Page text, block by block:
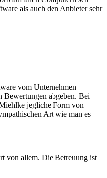
als auch den Anbieter sehr
vom Unternehmen
Bewertungen abgeben. Bei
jegliche Form von
Art wie man es
von allem. Die Betreuung ist